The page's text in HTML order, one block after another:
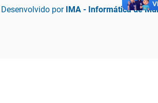
Desenvolvido por IMA - Informática de